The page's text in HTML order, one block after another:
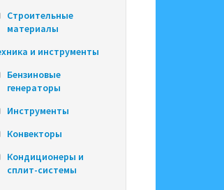
Строительные
материалы
и инструменты
Бензиновые
генераторы
Инструменты
Конвекторы
Кондиционеры и
сплит-системы